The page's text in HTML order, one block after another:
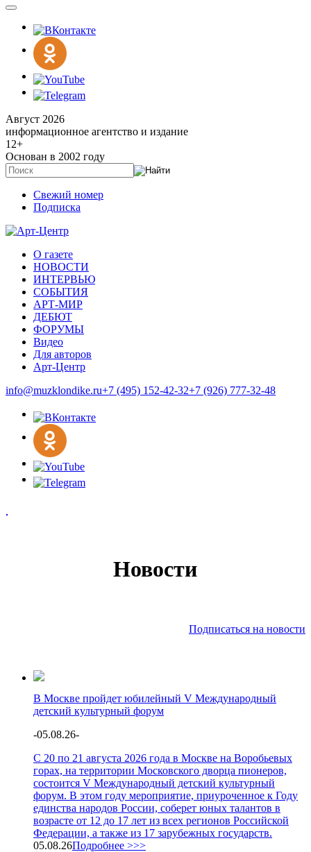
Август 2026
информационное агентство и издание
12+
Основан в 2002 году
Свежий номер
Подписка
О газете
НОВОСТИ
ИНТЕРВЬЮ
СОБЫТИЯ
АРТ-МИР
ДЕБЮТ
ФОРУМЫ
Видео
Для авторов
Арт-Центр
info@muzklondike.ru+7 (495) 152-42-32+7 (926) 777-32-48
Новости
Подписаться на новости
В Москве пройдет юбилейный V Международный
детский культурный форум
-05.08.26-
С 20 по 21 августа 2026 года в Москве на Воробьевых
горах, на территории Московского дворца пионеров,
состоится V Международный детский культурный
форум. В этом году мероприятие, приуроченное к Году
единства народов России, соберет юных талантов в
возрасте от 12 до 17 лет из всех регионов Российской
Федерации, а также из 17 зарубежных государств.
05.08.26Подробнее >>>